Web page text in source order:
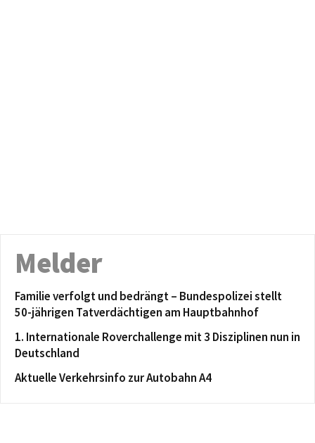
Melder
Familie verfolgt und bedrängt – Bundespolizei stellt
50-jährigen Tatverdächtigen am Hauptbahnhof
1. Internationale Roverchallenge mit 3 Disziplinen nun in
Deutschland
Aktuelle Verkehrsinfo zur Autobahn A4